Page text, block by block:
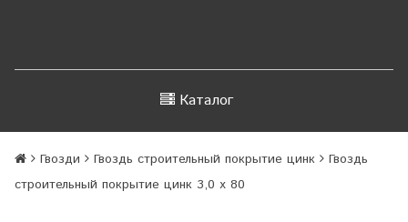
Каталог
Гвозди Гвоздь строительный покрытие цинк
Гвоздь
строительный покрытие цинк 3,0 х 80